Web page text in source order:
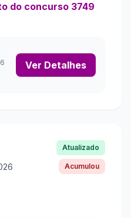
do concurso 3749
Ver Detalhes
Atualizado
Acumulou